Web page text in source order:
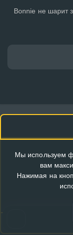
Bonnie не шарит
Мы используем
вам
Нажимая на